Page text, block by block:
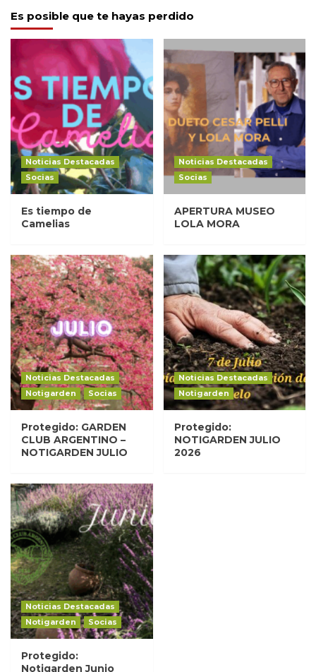
Es posible que te hayas perdido
Noticias Destacadas
Socias
Es tiempo de
Camelias
Noticias Destacadas
Socias
APERTURA MUSEO
LOLA MORA
Noticias Destacadas
Notigarden
Socias
Protegido: GARDEN
CLUB ARGENTINO –
NOTIGARDEN JULIO
Noticias Destacadas
Notigarden
Protegido:
NOTIGARDEN JULIO
2026
Noticias Destacadas
Notigarden
Socias
Protegido:
Notigarden Junio